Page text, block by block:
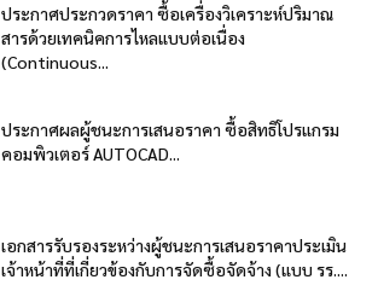
ประกาศประกวดราคา ซื้อเครื่องวิเคราะห์ปริมาณ
สารด้วยเทคนิคการไหลแบบต่อเนื่อง
(Continuous...
ประกาศผลผู้ชนะการเสนอราคา ซื้อสิทธิโปรแกรม
คอมพิวเตอร์ AUTOCAD...
เอกสารรับรองระหว่างผู้ชนะการเสนอราคาประเมิน
เจ้าหน้าที่ที่เกี่ยวข้องกับการจัดซื้อจัดจ้าง (แบบ รร....